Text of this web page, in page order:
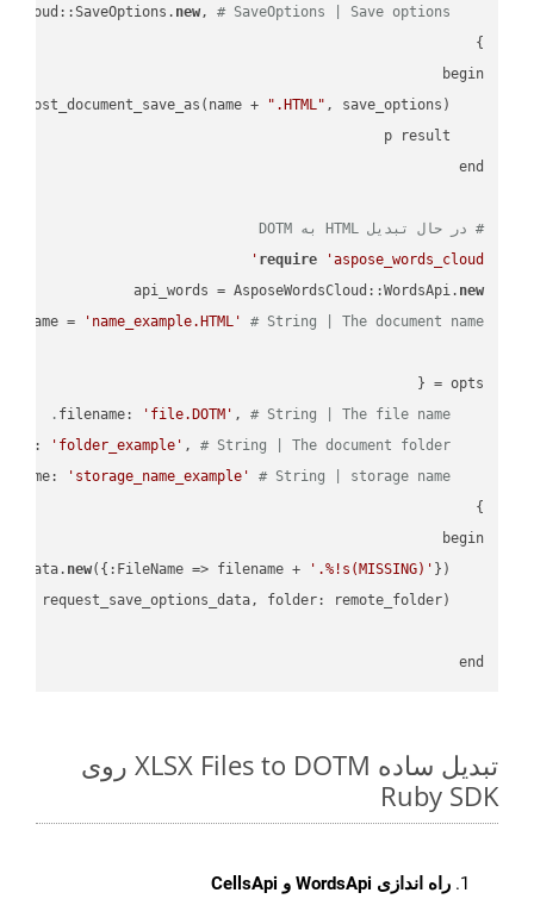
new, # SaveOptions | Save options.
".HTML"
# در حال تبدیل HTML به DOTM
require
'aspose_words_cloud'
api_words = AsposeWordsCloud::WordsApi. new
name =
'name_example.HTML' # String | The document name.
    filename:
'file.DOTM' , # String | The file name.
    folder:
'folder_example' , # String | The document folder.
    storage_name:
'storage_name_example'
# String | storage name.
new({:FileName => filename +
'.%!s(MISSING)'
end
تبدیل ساده XLSX Files to DOTM روی
Ruby SDK
راه اندازی WordsApi و CellsApi